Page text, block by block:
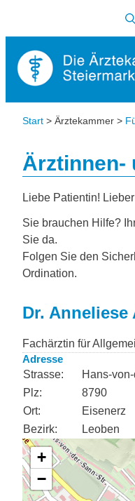
Start > Ärztekammer >
Ärztinnen-
Liebe Patientin!
Sie brauchen Hilfe?
Sie da.
Folgen Sie den
Ordination.
Dr. Anneliese
Fachärztin für
Adresse
Strasse:
Hans-
Plz:
8790
Ort:
Eisenerz
Bezirk:
Leoben